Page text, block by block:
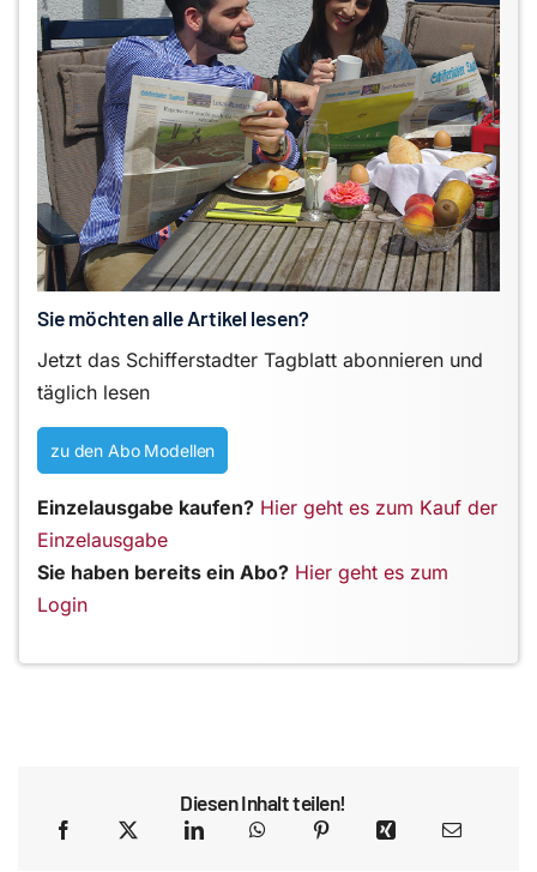
Sie möchten alle Artikel lesen?
Jetzt das Schifferstadter Tagblatt abonnieren und
täglich lesen
zu den Abo Modellen
Einzelausgabe kaufen? Hier geht es zum Kauf der
Einzelausgabe
Sie haben bereits ein Abo? Hier geht es zum
Login
Diesen Inhalt teilen!